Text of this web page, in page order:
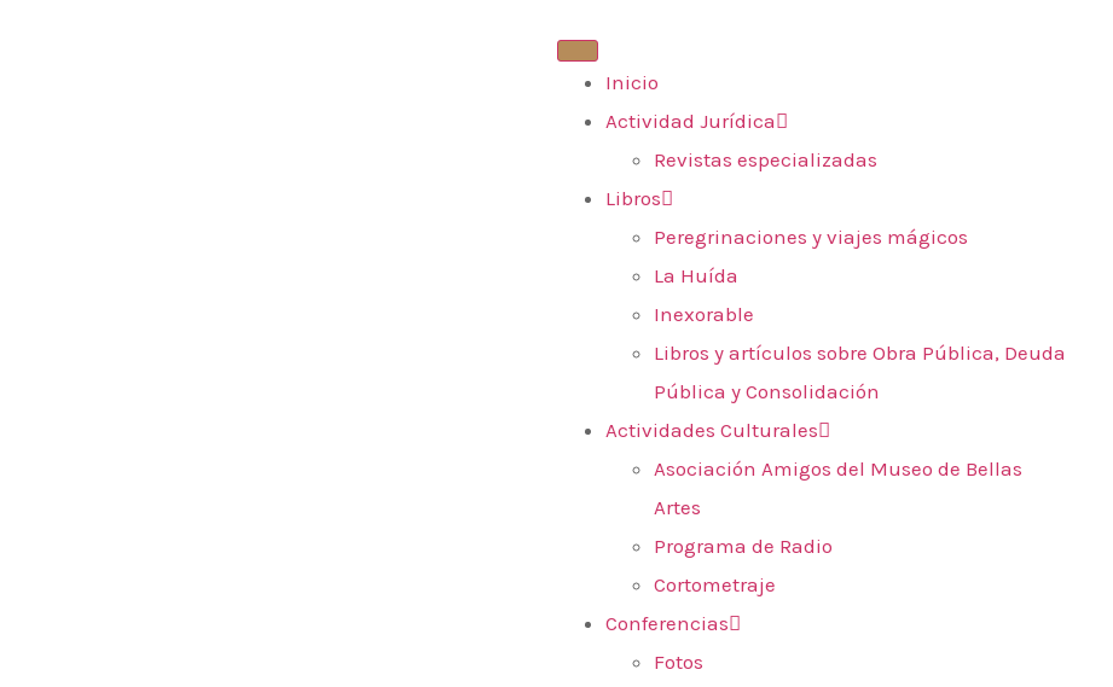
Inicio
Actividad Jurídica
Revistas especializadas
Libros
Peregrinaciones y viajes mágicos
La Huída
Inexorable
Libros y artículos sobre Obra Pública, Deuda
Pública y Consolidación
Actividades Culturales
Asociación Amigos del Museo de Bellas
Artes
Programa de Radio
Cortometraje
Conferencias
Fotos